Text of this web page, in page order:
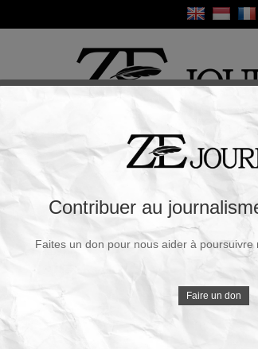
Religion Sport France /
entre la Grande-bretagne et
globale »
Après avoir signé la première
coopération en matière de sécurité,
accord militaire, en janvier 2024,
Contribuer au
Faites un don pour nous aider à poursuivre
Faire un don